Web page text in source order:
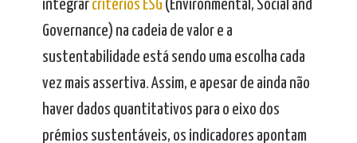
integrar critérios ESG (Environmental, Social and
Governance) na cadeia de valor e a
sustentabilidade está sendo uma escolha cada
vez mais assertiva. Assim, e apesar de ainda não
haver dados quantitativos para o eixo dos
prémios sustentáveis, os indicadores apontam